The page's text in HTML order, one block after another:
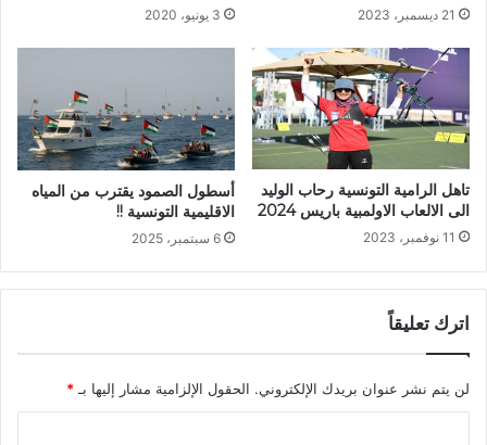
21 ديسمبر، 2023 3 يونيو، 2020
تاهل الرامية التونسية رحاب الوليد
الى الالعاب الاولمبية باريس 2024
11 نوفمبر، 2023
أسطول الصمود يقترب من المياه
الاقليمية التونسية !!
6 سبتمبر، 2025
اترك تعليقاً
لن يتم نشر عنوان بريدك الإلكتروني. الحقول الإلزامية مشار إليها بـ *